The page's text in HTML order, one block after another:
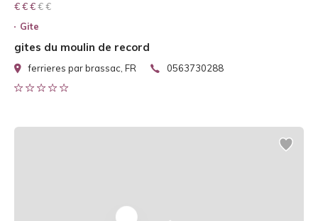
€ € € € €
€ € €
Gite
gites du moulin de record
ferrieres par brassac, FR 0563730288